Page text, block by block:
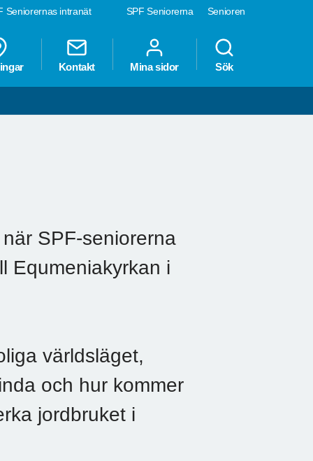
SPF Seniorerna Senioren
Seniorernas intranät
Kontakt Mina sidor Sök
SPF-seniorerna
Equmeniakyrkan i
världsläget,
och hur kommer
jordbruket i